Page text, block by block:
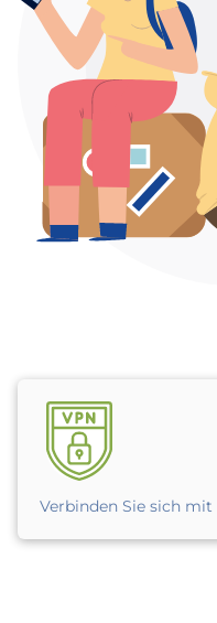
Verbinden Sie sich mit